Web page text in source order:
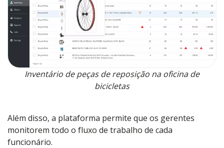
Inventário de peças de reposição na oficina de
bicicletas
Além disso, a plataforma permite que os gerentes
monitorem todo o fluxo de trabalho de cada
funcionário.